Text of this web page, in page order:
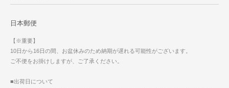
日本郵便
【※重要】
10日から16日の間、お盆休みのため納期が遅れる可能性がございます。
ご不便をお掛けしますが、ご了承ください。
■出荷日について